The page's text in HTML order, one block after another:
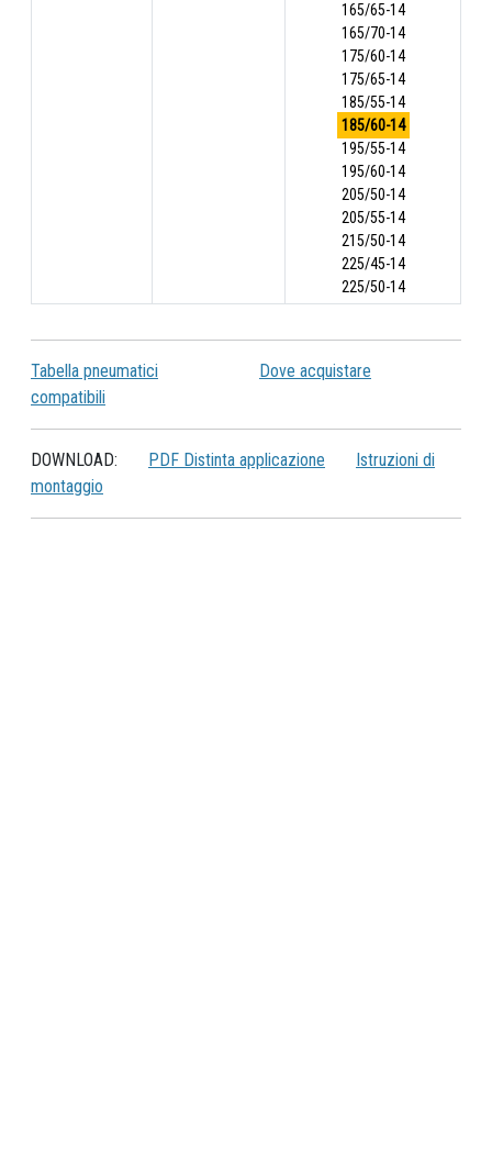
165/65-14
165/70-14
175/60-14
175/65-14
185/55-14
185/60-14
195/55-14
195/60-14
205/50-14
205/55-14
215/50-14
225/45-14
225/50-14
Tabella pneumatici
compatibili
Dove acquistare
DOWNLOAD: PDF Distinta applicazione
Istruzioni di
montaggio